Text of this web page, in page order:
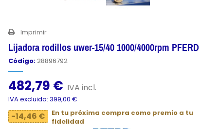
Imprimir
Lijadora rodillos uwer-15/40 1000/4000rpm PFERD
Código:28896792
482,79 € IVA incl.
IVA excluido: 399,00 €
-14,46 €
En tu próxima compra como premio a tu
fidelidad